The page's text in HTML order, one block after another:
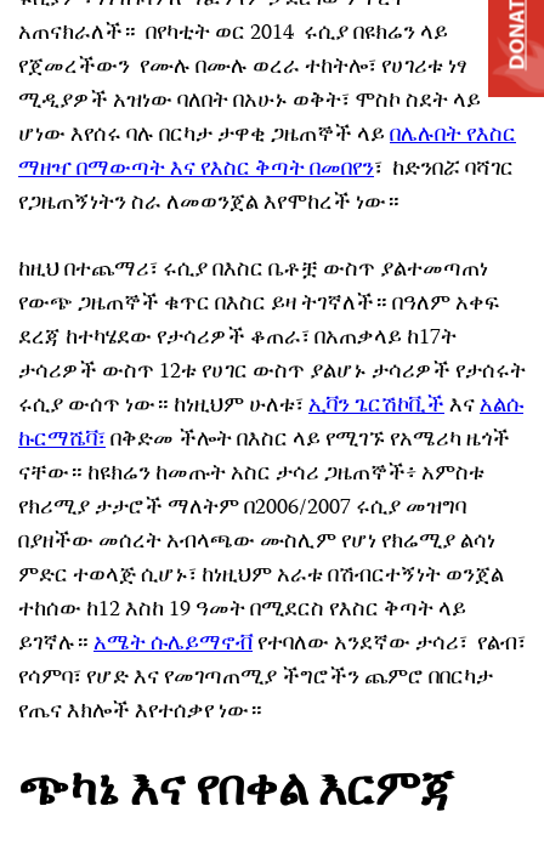
አጠናክራለች። በየካቲት ወር 2014 ሩሲያ በዩክሬን ላይ
የጀመረችውን የሙሉ በሙሉ ወረራ ተከትሎ፣ የሀገሪቱ ነፃ
ሚዲያዎች አዝነው ባለበት በአሁኑ ወቅት፣ ሞስኮ ስደት ላይ
ሆነው እየሰሩ ባሉ በርካታ ታዋቂ ጋዜጠኞች ላይበሌሉበት የእስር
ማዘዣ በማውጣት እና የእስር ቅጣት በመበየን፣ ከድንበሯ ባሻገር
የጋዜጠኝነትን ስራ ለመወንጀል እየሞከረች ነው።
ከዚህ በተጨማሪ፣ ሩሲያ በእስር ቤቶቿ ውስጥ ያልተመጣጠነ
የውጭ ጋዜጠኞች ቁጥር በእስር ይዛ ትገኛለች። በዓለም አቀፍ
ደረጃ ከተካሄደው የታሳሪዎች ቆጠራ፣ በአጠቃላይ ከ17ት
ታሳሪዎች ውስጥ 12ቱ የሀገር ውስጥ ያልሆኑ ታሳሪዎች የታሰሩት
ሩሲያ ውሰጥ ነው። ከነዚህም ሁለቱ፣ኢቫን ጌርሽኮቪችእናአልሱ
ኩርማሼቫ፣በቅድመ ችሎት በእስር ላይ የሚገኙ የአሜሪካ ዜጎች
ናቸው። ከዩክሬን ከመጡት አስር ታሳሪ ጋዜጠኞች፥ አምስቱ
የክሪሚያ ታታሮች ማለትም በ2006/2007 ሩሲያ መዝግባ
በያዘችው መሰረት አብላጫው ሙስሊም የሆነ የክሬሚያ ልሳነ
ምድር ተወላጅ ሲሆኑ፣ ከነዚህም አራቱ በሽብርተኝነት ወንጀል
ተከሰው ከ12 እስከ 19 ዓመት በሚደርስ የእስር ቅጣት ላይ
ይገኛሉ።አሜት ሱሌይማኖቭየተባለው አንደኛው ታሳሪ፣ የልብ፣
የሳምባ፣ የሆድ እና የመገጣጠሚያ ችግሮችን ጨምሮ በበርካታ
የጤና እክሎች እየተሰቃየ ነው።
ጭካኔ እና የበቀል እርምጃ
DONATE